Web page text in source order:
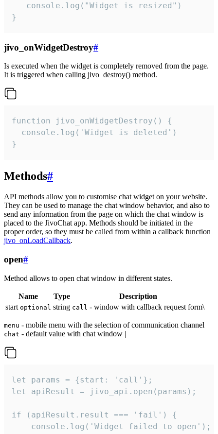
   console.log("Widget is resized")
}
jivo_onWidgetDestroy#
Is executed when the widget is completely removed from the page.
It is triggered when calling jivo_destroy() method.
function jivo_onWidgetDestroy() {
  console.log('Widget is deleted')
}
Methods#
API methods allow you to customise chat widget on your website.
They can be used to manage the chat window behavior, and also to
send any information from the page on which the chat window is
placed to the JivoChat app. Methods should be initiated in the
proper order, so they must be called from within a callback function
jivo_onLoadCallback.
open#
Method allows to open chat window in different states.
Name Type
Description
start optional string call - window with callback request form\
menu - mobile menu with the selection of communication channel
chat - default value with chat window |
let params = {start: 'call'};
let apiResult = jivo_api.open(params);
if (apiResult.result === 'fail') {
    console.log('Widget failed to open');